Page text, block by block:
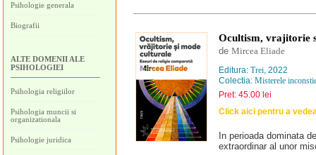
Psihologie generala
Biografii
ALTE DOMENII ALE
PSIHOLOGIEI
Psihologia religiilor
Psihologia muncii si
organizationala
Psihologie juridica
Ocultism, vrajitorie
de Mircea Eliade
Editura: Trei, 2022
Colectia: Misterele
Pret: 45.00 lei
Click aici pentru a
In perioada dominata
extraordinar al unor